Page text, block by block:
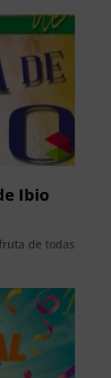
Ibio
de todas